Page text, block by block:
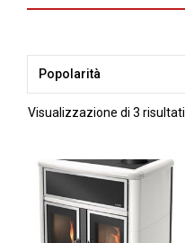
Visualizzazione di 3 risultati